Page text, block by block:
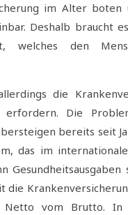
im Alter
Deshalb braucht
welches den
die
Die
bereits seit
das im
die
Netto vom Brutto.